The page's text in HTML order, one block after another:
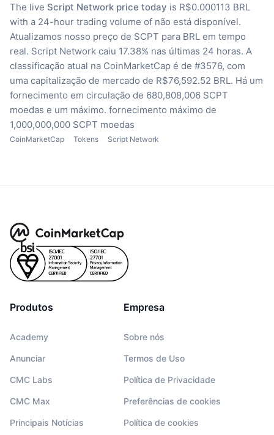
The live Script Network price today is R$0.000113 BRL
with a 24-hour trading volume of não está disponível.
Atualizamos nosso preço de SCPT para BRL em tempo
real. Script Network caiu 17.38% nas últimas 24 horas. A
classificação atual na CoinMarketCap é de #3576, com
uma capitalização de mercado de R$76,592.52 BRL. Há um
fornecimento em circulação de 680,808,006 SCPT
moedas e um máximo. fornecimento máximo de
1,000,000,000 SCPT moedas
CoinMarketCap Tokens Script Network
Produtos
Academy
Anunciar
CMC Labs
CMC Max
Principais Notícias
Empresa
Sobre nós
Termos de Uso
Política de Privacidade
Preferências de cookies
Política de cookies